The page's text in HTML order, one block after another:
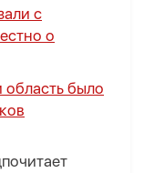
с
о
было